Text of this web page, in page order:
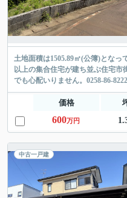
土地面積は1505.89㎡(公簿)とな
以上の集合住宅が建ち並ぶ住宅
でも心配いりません。0258-86-
価格
600万円
中古一戸建